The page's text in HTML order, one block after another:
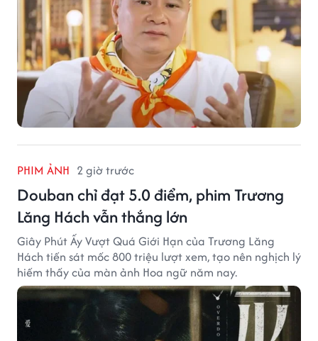
PHIM ẢNH 2 giờ trước
Douban chỉ đạt 5.0 điểm, phim Trương
Lăng Hách vẫn thắng lớn
Giây Phút Ấy Vượt Quá Giới Hạn của Trương Lăng
Hách tiến sát mốc 800 triệu lượt xem, tạo nên nghịch lý
hiếm thấy của màn ảnh Hoa ngữ năm nay.